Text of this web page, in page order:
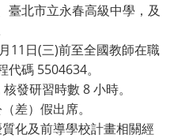
臺北市立永春高級中學，及
11日(三)前至全國教師在職
碼 5504634。
發研習時數 8 小時。
差）假出席。
化及前導學校計畫相關經